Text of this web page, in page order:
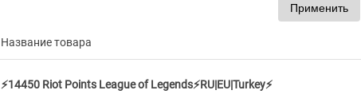
Название товара
⚡14450 Riot Points League of Legends⚡RU|EU|Turkey⚡